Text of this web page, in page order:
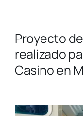
Proyecto
realizado
Casino en